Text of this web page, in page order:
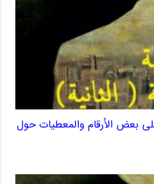
بعض الأرقام والمعطيات حول